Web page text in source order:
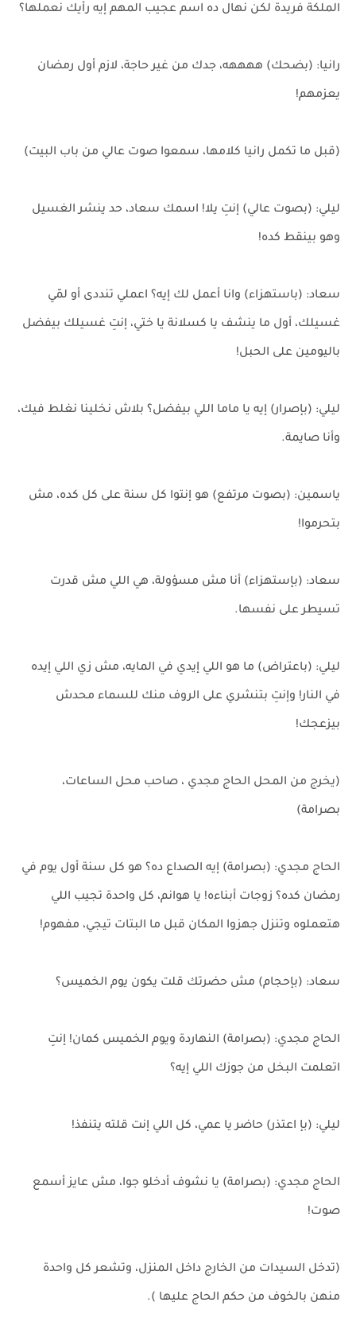
الملكة فريدة لكن نهال ده اسم عجيب المهم إيه رأيك نعملها؟
رانيا: (بضحك) ههههه، جدك من غير حاجة، لازم أول رمضان
يعزمهم!
(قبل ما تكمل رانيا كلامها، سمعوا صوت عالي من باب البيت)
ليلي: (بصوت عالي) إنتِ يلا! اسمك سعاد، حد ينشر الغسيل
وهو بينقط كده!
سعاد: (باستهزاء) وانا أعمل لك إيه؟ اعملي تنددى أو لمّي
غسيلك، أول ما ينشف يا كسلانة يا ختي، إنتِ غسيلك بيفضل
باليومين على الحبل!
ليلي: (بإصرار) إيه يا ماما اللي بيفضل؟ بلاش نخلينا نغلط فيك،
وأنا صايمة.
ياسمين: (بصوت مرتفع) هو إنتوا كل سنة على كل كده، مش
بتحرموا!
سعاد: (بإستهزاء) أنا مش مسؤولة، هي اللي مش قدرت
تسيطر على نفسها.
ليلي: (باعتراض) ما هو اللي إيدي في المايه، مش زي اللي إيده
في النار! وإنتِ بتنشري على الروف منك للسماء محدش
بيزعجك!
(يخرج من المحل الحاج مجدي ، صاحب محل الساعات،
بصرامة)
الحاج مجدي: (بصرامة) إيه الصداع ده؟ هو كل سنة أول يوم في
رمضان كده؟ زوجات أبناءه! يا هوانم، كل واحدة تجيب اللي
هتعملوه وتنزل جهزوا المكان قبل ما البتات تيجي، مفهوم!
سعاد: (بإحجام) مش حضرتك قلت يكون يوم الخميس؟
الحاج مجدي: (بصرامة) النهاردة ويوم الخميس كمان! إنتِ
اتعلمت البخل من جوزك اللي إيه؟
ليلي: (بإ اعتذر) حاضر يا عمي، كل اللي إنت قلته يتنفذ!
الحاج مجدي: (بصرامة) يا نشوف أدخلو جوا، مش عايز أسمع
صوت!
(تدخل السيدات من الخارج داخل المنزل، وتشعر كل واحدة
منهن بالخوف من حكم الحاج عليها ).